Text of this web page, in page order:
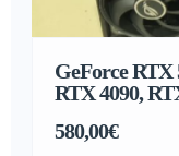
GeForce RTX
RTX 4090,
580,00€